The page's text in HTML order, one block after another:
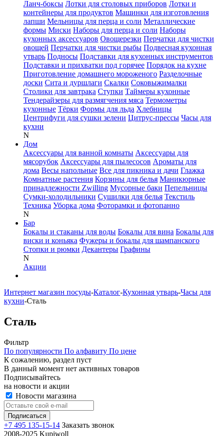
Ланч-боксы Лотки для столовых приборов Лотки и
контейнеры для продуктов Машинки для изготовления
лапши Мельницы для перца и соли Металлические
формы Миски Наборы для перца и соли Наборы
кухонных аксессуаров Овощерезки Перчатки для чистки
овощей Перчатки для чистки рыбы Подвесная кухонная
утварь Подносы Подставки для кухонных инструментов
Подставки и прихватки под горячее Порядок на кухне
Приготовление домашнего мороженого Разделочные
доски Сита и дуршлаги Скалки Соковыжималки
Столики для завтрака Ступки Таймеры кухонные
Тендерайзеры для размягчения мяса Термометры
кухонные Тёрки Формы для льда Хлебницы
Центрифуги для сушки зелени Цитрус-прессы Часы для
кухни
N
Дом
Аксессуары для ванной комнаты Аксессуары для
мясорубок Аксессуары для пылесосов Ароматы для
дома Весы напольные Все для пикника и дачи Глажка
Комнатные растения Корзины для белья Маникюрные
принадлежности Zwilling Мусорные баки Пепельницы
Сумки-холодильники Сушилки для белья Текстиль
Техника Уборка дома Фоторамки и фотопанно
N
Бар
Бокалы и стаканы для воды Бокалы для вина Бокалы для
виски и коньяка Фужеры и бокалы для шампанского
Стопки и рюмки Декантеры Графины
N
Акции
Интернет магазин посуды-Каталог-Кухонная утварь-Часы для
кухни-Сталь
Сталь
Фильтр
По популярности По алфавиту По цене
К сожалению, раздел пуст
В данный момент нет активных товаров
Подписывайтесь
на новости и акции
Новости магазина
+7 495 135-15-14 Заказать звонок
2008-2025 Kupiwoll